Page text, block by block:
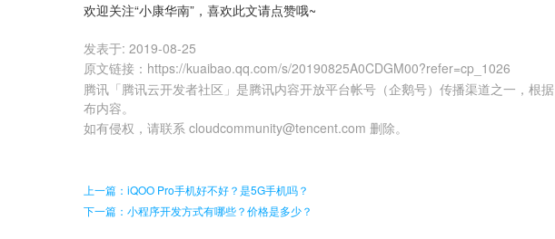
欢迎关注“小康华南”，喜欢此文请点赞哦~
发表于: 2019-08-25
原文链接 ： https://kuaibao.qq.com/s/20190825A0CDGM00?refer=cp_1026
腾讯「腾讯云开发者社区」是腾讯内容开放平台帐号（企鹅号）传播渠道之一，根据
布内容。
如有侵权，请联系 cloudcommunity@tencent.com 删除。
上一篇：iQOO Pro手机好不好？是5G手机吗？
下一篇：小程序开发方式有哪些？价格是多少？